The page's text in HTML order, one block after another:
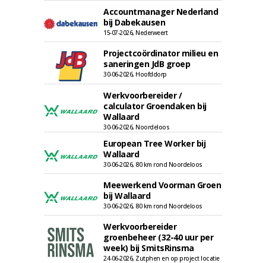
Accountmanager Nederland
bij Dabekausen
15-07-2026, Nederweert
Projectcoördinator milieu en
saneringen JdB groep
30-06-2026, Hoofddorp
Werkvoorbereider /
calculator Groendaken bij
Wallaard
30-06-2026, Noordeloos
European Tree Worker bij
Wallaard
30-06-2026, 80 km rond Noordeloos
Meewerkend Voorman Groen
bij Wallaard
30-06-2026, 80 km rond Noordeloos
Werkvoorbereider
groenbeheer (32-40 uur per
week) bij SmitsRinsma
24-06-2026, Zutphen en op project locatie